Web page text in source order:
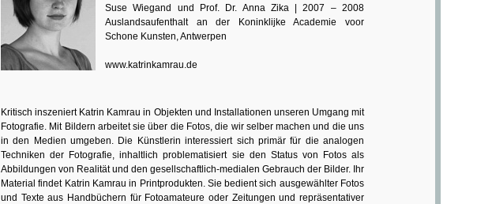
Suse Wiegand und Prof. Dr. Anna Zika | 2007 – 2008
Auslandsaufenthalt an der Koninklijke Academie voor
Schone Kunsten, Antwerpen
www.katrinkamrau.de
Kritisch inszeniert Katrin Kamrau in Objekten und Installationen unseren Umgang mit
Fotografie. Mit Bildern arbeitet sie über die Fotos, die wir selber machen und die uns
in den Medien umgeben. Die Künstlerin interessiert sich primär für die analogen
Techniken der Fotografie, inhaltlich problematisiert sie den Status von Fotos als
Abbildungen von Realität und den gesellschaftlich-medialen Gebrauch der Bilder. Ihr
Material findet Katrin Kamrau in Printprodukten. Sie bedient sich ausgewählter Fotos
und Texte aus Handbüchern für Fotoamateure oder Zeitungen und repräsentativer